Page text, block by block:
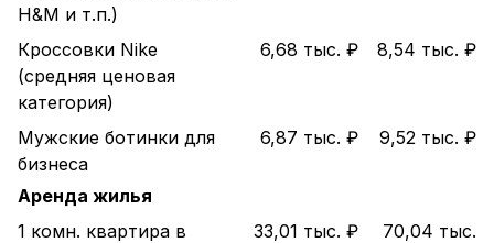
H&M и т.п.)
Кроссовки Nike
(средняя ценовая
категория)
6,68 тыс. ₽ 8,54 тыс. ₽
Мужские ботинки для
бизнеса
6,87 тыс. ₽ 9,52 тыс. ₽
Аренда жилья
1 комн. квартира в
33,01 тыс. ₽
70,04 тыс.